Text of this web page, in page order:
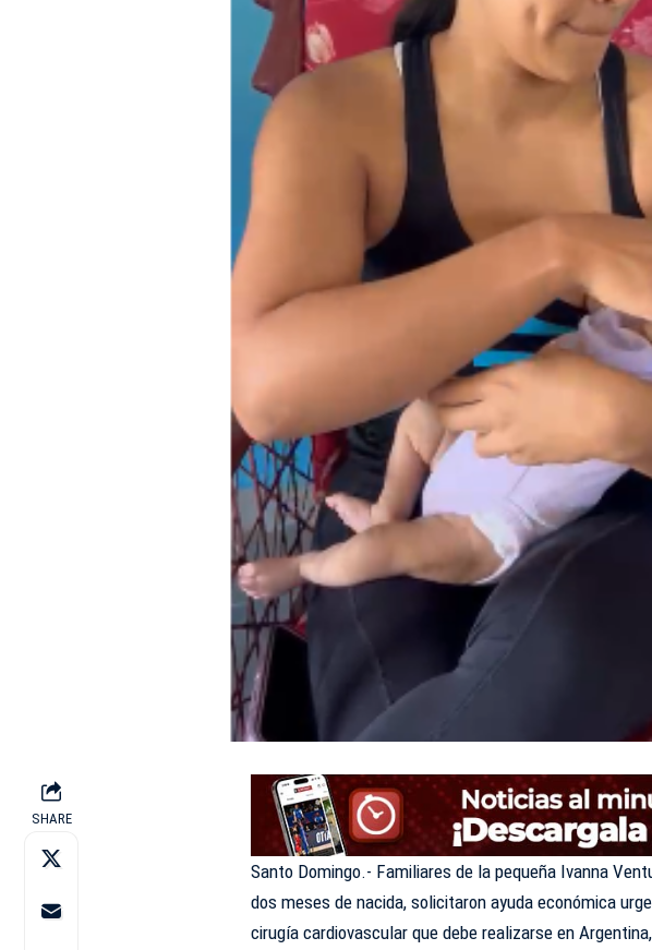
SHARE
Santo Domingo.- Familiares de la pequeña Ivanna
dos meses de nacida, solicitaron ayuda económica
cirugía cardiovascular que debe realizarse en